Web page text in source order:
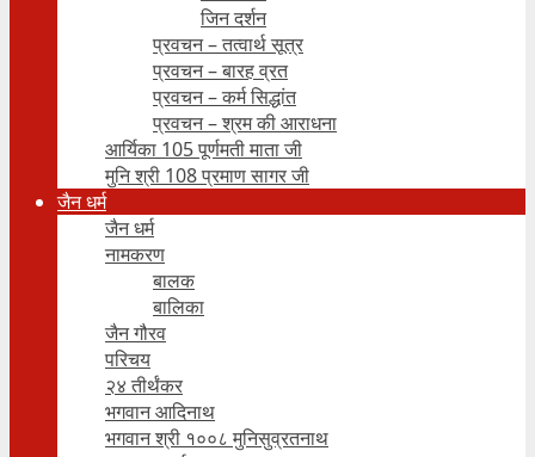
जिन दर्शन
प्रवचन – तत्वार्थ सूत्र
प्रवचन – बारह व्रत
प्रवचन – कर्म सिद्धांत
प्रवचन – श्रम की आराधना
आर्यिका 105 पूर्णमती माता जी
मुनि श्री 108 प्रमाण सागर जी
जैन धर्म
जैन धर्म
नामकरण
बालक
बालिका
जैन गौरव
परिचय
२४ तीर्थंकर
भगवान आदिनाथ
भगवान श्री १००८ मुनिसुव्रतनाथ